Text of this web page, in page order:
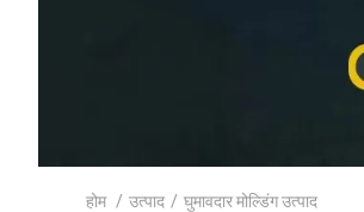
होम / उत्पाद / घुमावदार मोल्डिंग उत्पाद